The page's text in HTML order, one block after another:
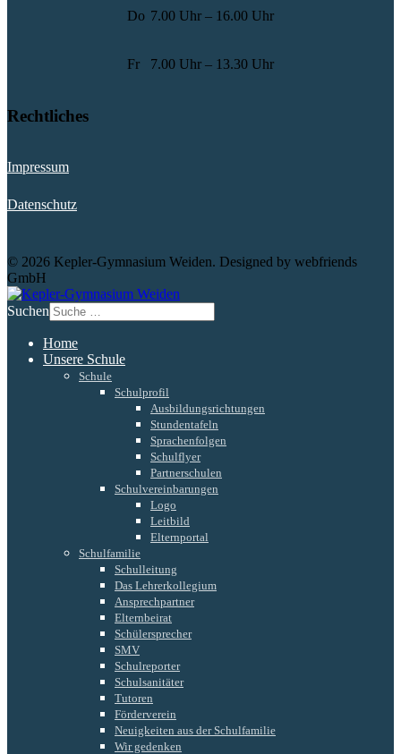
Do 7.00 Uhr – 16.00 Uhr
Fr 7.00 Uhr – 13.30 Uhr
Rechtliches
Impressum
Datenschutz
© 2026 Kepler-Gymnasium Weiden. Designed by webfriends
GmbH
Suchen
Home
Unsere Schule
Schule
Schulprofil
Ausbildungsrichtungen
Stundentafeln
Sprachenfolgen
Schulflyer
Partnerschulen
Schulvereinbarungen
Logo
Leitbild
Elternportal
Schulfamilie
Schulleitung
Das Lehrerkollegium
Ansprechpartner
Elternbeirat
Schülersprecher
SMV
Schulreporter
Schulsanitäter
Tutoren
Förderverein
Neuigkeiten aus der Schulfamilie
Wir gedenken